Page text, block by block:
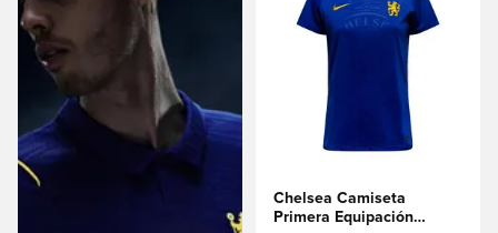
Chelsea Camiseta
Primera Equipación